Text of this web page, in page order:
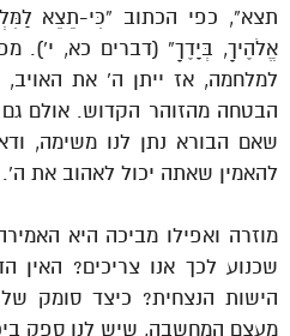
תצא”, כפי הכתוב “כִּי-תֵצֵא
אֱלֹהֶיךָ, בְּיָדֶךָ” (דברים כא,
למלחמה, אז ייתן ה’ את האויב,
הבטחה מהזוהר הקדוש. אולם
שאם הבורא נתן לנו משימה,
להאמין שאתה יכול לאהוב את ה’.
מוזרה ואפילו מביכה היא
שכנוע לכך אנו צריכים? האין
הישות הנצחית? כיצד סומק
מעצם המחשבה, שיש לנו ספק